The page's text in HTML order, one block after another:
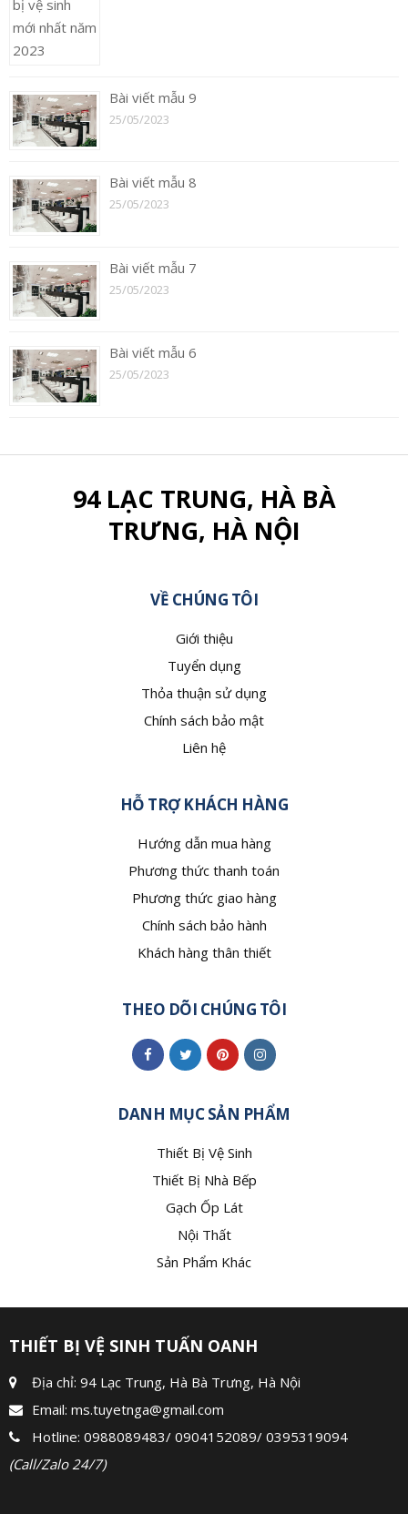
Bài viết mẫu 9
25/05/2023
Bài viết mẫu 8
25/05/2023
Bài viết mẫu 7
25/05/2023
Bài viết mẫu 6
25/05/2023
94 LẠC TRUNG, HÀ BÀ
TRƯNG, HÀ NỘI
VỀ CHÚNG TÔI
Giới thiệu
Tuyển dụng
Thỏa thuận sử dụng
Chính sách bảo mật
Liên hệ
HỖ TRỢ KHÁCH HÀNG
Hướng dẫn mua hàng
Phương thức thanh toán
Phương thức giao hàng
Chính sách bảo hành
Khách hàng thân thiết
THEO DÕI CHÚNG TÔI
DANH MỤC SẢN PHẨM
Thiết Bị Vệ Sinh
Thiết Bị Nhà Bếp
Gạch Ốp Lát
Nội Thất
Sản Phẩm Khác
THIẾT BỊ VỆ SINH TUẤN OANH
Địa chỉ: 94 Lạc Trung, Hà Bà Trưng, Hà Nội
Email: ms.tuyetnga@gmail.com
Hotline: 0988089483/ 0904152089/ 0395319094
(Call/Zalo 24/7)